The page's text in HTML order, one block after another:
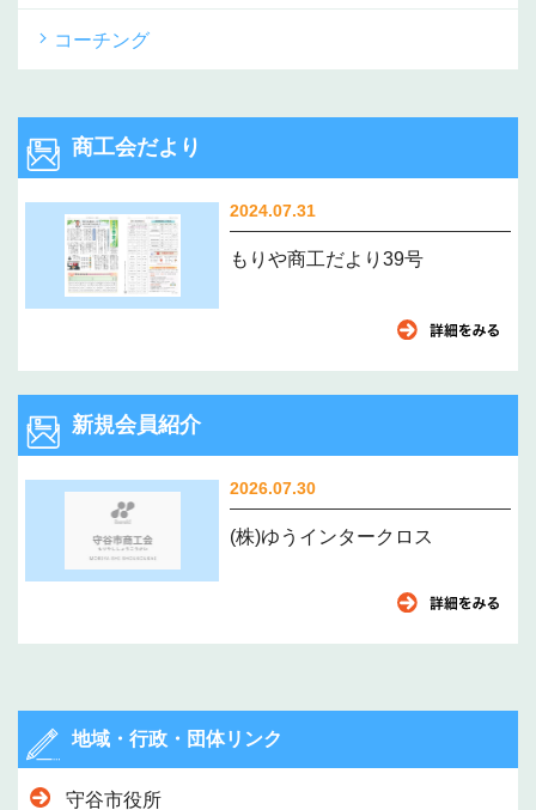
コーチング
商工会だより
2024.07.31
もりや商工だより39号
新規会員紹介
2026.07.30
(株)ゆうインタークロス
地域・行政・団体リンク
守谷市役所